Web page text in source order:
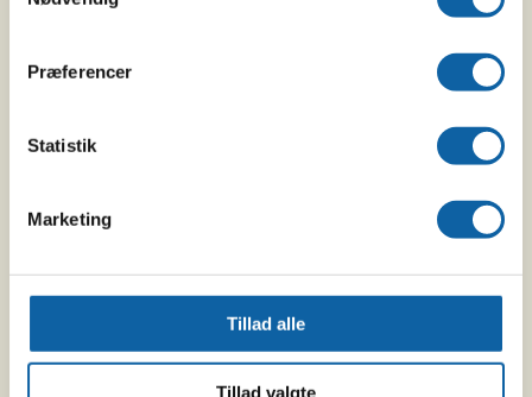
Præferencer
Statistik
Marketing
Tillad alle
Tillad valgte
Lake Naivasha Country Club Lake Naivasha Country Club